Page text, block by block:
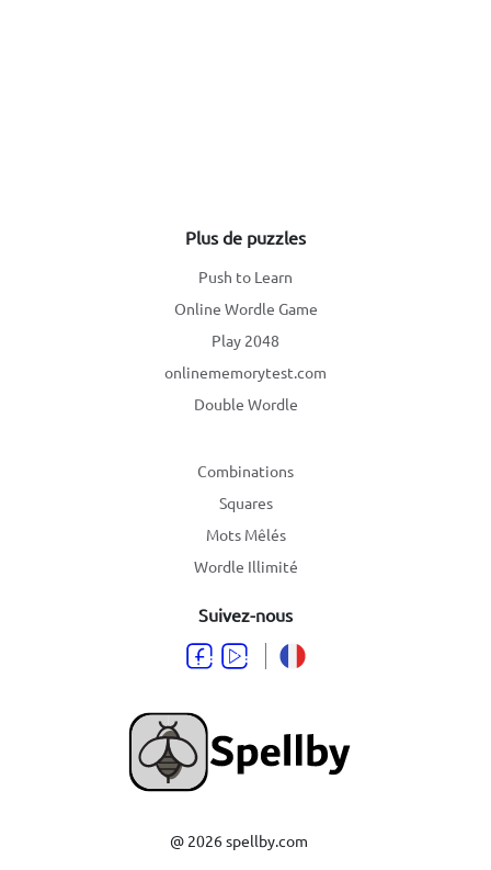
Plus de puzzles
Push to Learn
Online Wordle Game
Play 2048
onlinememorytest.com
Double Wordle
Combinations
Squares
Mots Mêlés
Wordle Illimité
Suivez-nous
@ 2026 spellby.com